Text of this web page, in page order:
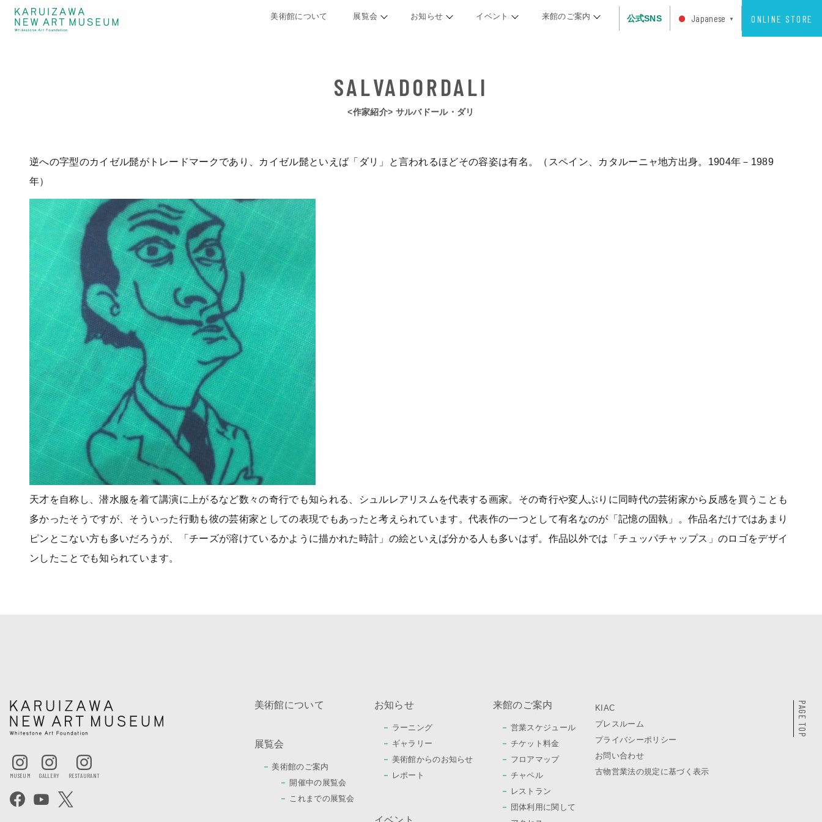
美術館について 展覧会 お知らせ イベント 来館のご案内 公式SNS Japanese ▼ ONLINE STORE
<作家紹介> サルバドール・ダリ
逆への字型のカイゼル髭がトレードマークであり、カイゼル髭といえば「ダリ」と言われるほどその容姿は有名。（スペイン、カタルーニャ地方出身。1904年－1989
年）
天才を自称し、潜水服を着て講演に上がるなど数々の奇行でも知られる、シュルレアリスムを代表する画家。その奇行や変人ぶりに同時代の芸術家から反感を買うことも
多かったそうですが、そういった行動も彼の芸術家としての表現でもあったと考えられています。代表作の一つとして有名なのが「記憶の固執」。作品名だけではあまり
ピンとこない方も多いだろうが、「チーズが溶けているかように描かれた時計」の絵といえば分かる人も多いはず。作品以外では「チュッパチャップス」のロゴをデザイ
ンしたことでも知られています。
美術館について
展覧会
美術館のご案内
開催中の展覧会
これまでの展覧会
お知らせ
ラーニング
ギャラリー
美術館からのお知らせ
レポート
イベント
来館のご案内
営業スケジュール
チケット料金
フロアマップ
チャペル
レストラン
団体利用に関して
KIAC
プレスルーム
プライバシーポリシー
お問い合わせ
古物営業法の規定に基づく表示
PAGE TOP